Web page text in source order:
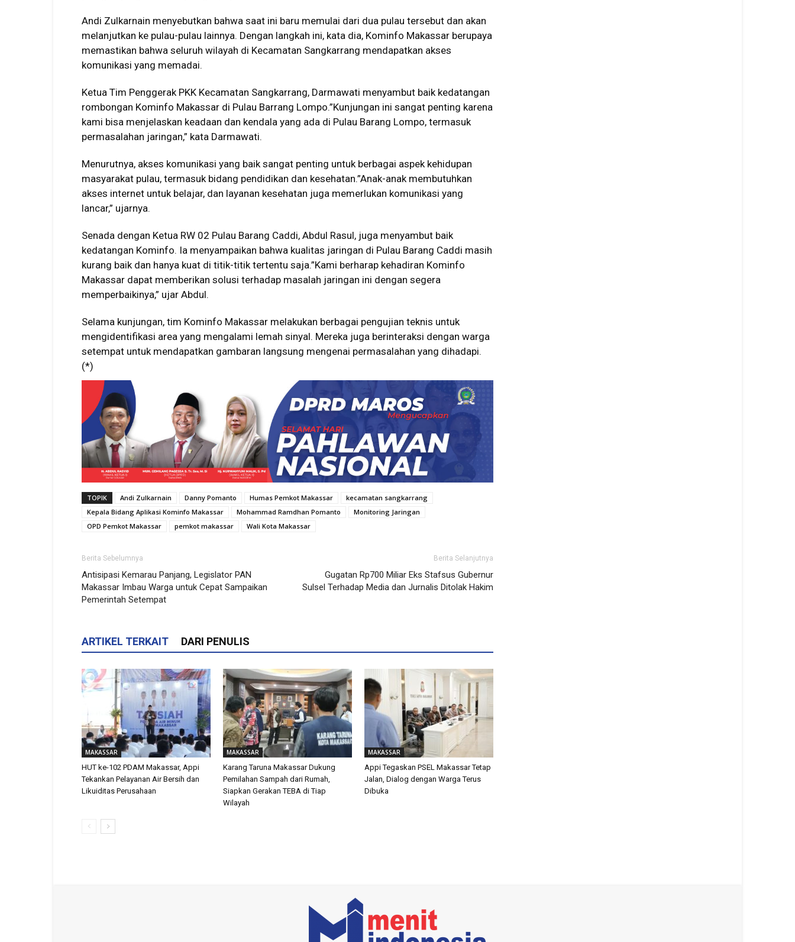
Andi Zulkarnain menyebutkan bahwa saat ini baru memulai dari dua pulau tersebut dan akan
melanjutkan ke pulau-pulau lainnya. Dengan langkah ini, kata dia, Kominfo Makassar berupaya
memastikan bahwa seluruh wilayah di Kecamatan Sangkarrang mendapatkan akses
komunikasi yang memadai.
Ketua Tim Penggerak PKK Kecamatan Sangkarrang, Darmawati menyambut baik kedatangan
rombongan Kominfo Makassar di Pulau Barrang Lompo.”Kunjungan ini sangat penting karena
kami bisa menjelaskan keadaan dan kendala yang ada di Pulau Barang Lompo, termasuk
permasalahan jaringan,” kata Darmawati.
Menurutnya, akses komunikasi yang baik sangat penting untuk berbagai aspek kehidupan
masyarakat pulau, termasuk bidang pendidikan dan kesehatan.”Anak-anak membutuhkan
akses internet untuk belajar, dan layanan kesehatan juga memerlukan komunikasi yang
lancar,” ujarnya.
Senada dengan Ketua RW 02 Pulau Barang Caddi, Abdul Rasul, juga menyambut baik
kedatangan Kominfo. Ia menyampaikan bahwa kualitas jaringan di Pulau Barang Caddi masih
kurang baik dan hanya kuat di titik-titik tertentu saja.”Kami berharap kehadiran Kominfo
Makassar dapat memberikan solusi terhadap masalah jaringan ini dengan segera
memperbaikinya,” ujar Abdul.
Selama kunjungan, tim Kominfo Makassar melakukan berbagai pengujian teknis untuk
mengidentifikasi area yang mengalami lemah sinyal. Mereka juga berinteraksi dengan warga
setempat untuk mendapatkan gambaran langsung mengenai permasalahan yang dihadapi.
(*)
TOPIK Andi Zulkarnain Danny Pomanto Humas Pemkot Makassar
kecamatan sangkarrang
Kepala Bidang Aplikasi Kominfo Makassar
Mohammad Ramdhan Pomanto
Monitoring Jaringan
OPD Pemkot Makassar
pemkot makassar Wali Kota Makassar
Berita Sebelumnya
Antisipasi Kemarau Panjang, Legislator PAN
Makassar Imbau Warga untuk Cepat Sampaikan
Pemerintah Setempat
Berita Selanjutnya
Gugatan Rp700 Miliar Eks Stafsus Gubernur
Sulsel Terhadap Media dan Jurnalis Ditolak Hakim
ARTIKEL TERKAIT DARI PENULIS
MAKASSAR
HUT ke-102 PDAM Makassar, Appi
Tekankan Pelayanan Air Bersih dan
Likuiditas Perusahaan
MAKASSAR
Karang Taruna Makassar Dukung
Pemilahan Sampah dari Rumah,
Siapkan Gerakan TEBA di Tiap
Wilayah
MAKASSAR
Appi Tegaskan PSEL Makassar Tetap
Jalan, Dialog dengan Warga Terus
Dibuka